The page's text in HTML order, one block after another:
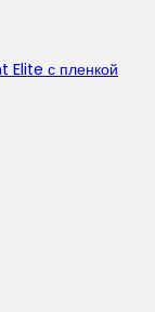
с пленкой